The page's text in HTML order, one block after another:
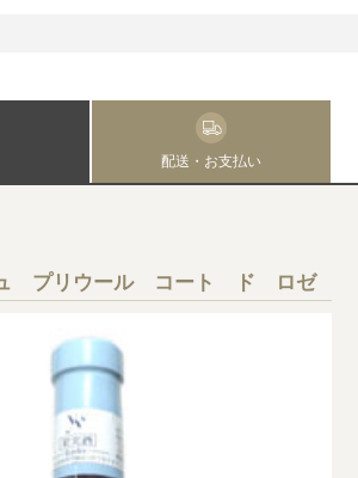
配送・お支払い
プリウール コート ド ロゼ